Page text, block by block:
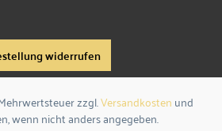
widerrufen
zzgl.Versandkosten und
wenn nicht anders angegeben.